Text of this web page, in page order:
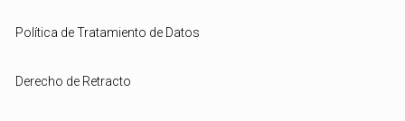
Política de Tratamiento de Datos
Derecho de Retracto